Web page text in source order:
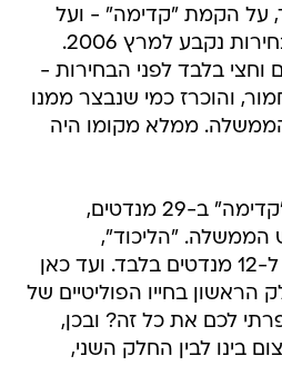
על הקמת "קדימה" - ועל
פיזור הכנסת. מועד הבחירות נקבע למרץ 2006.
כחודשיים וחצי בלבד לפני הבחירות -
והוכרז כמי שנבצר ממנו
ממלא מקומו היה
בבחירות עצמן, זכתה "קדימה" ב-29 מנדטים,
הממשלה. "הליכוד",
בראשות נתניהו, זכתה ל-12 מנדטים בלבד. ועד כאן
הראשון בחייו הפוליטיים של
לכם את כל זה? ובכן,
בינו לבין החלק השני,